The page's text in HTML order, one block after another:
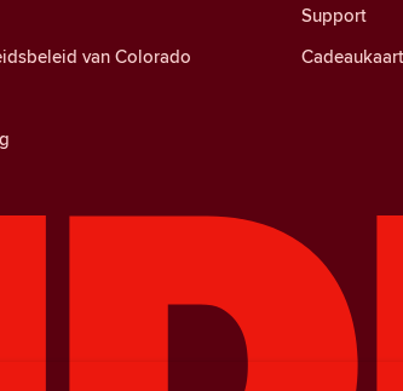
van Colorado
Support